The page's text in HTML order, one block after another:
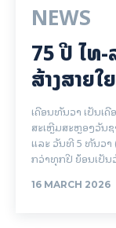
NEWS
75 ປີ ​ໄທ-
ສ້າງສາຍ
ເດືອນທັນວາ ເປັນເ
ສະເຫຼີມສະຫຼອງວັນ
ແລະ ວັນທີ 5 ທັນວາ
ກວ່າທຸກປີ ຍ້ອນເປັນ
16 MARCH 2026